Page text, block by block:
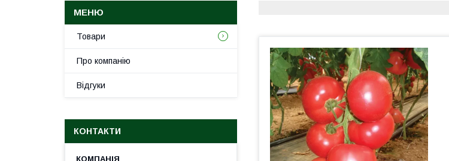
Товари
Про компанію
Відгуки
КОНТАКТИ